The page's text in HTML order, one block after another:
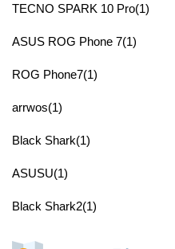
TECNO SPARK 10 Pro(1)
ASUS ROG Phone 7(1)
ROG Phone7(1)
arrwos(1)
Black Shark(1)
ASUSU(1)
Black Shark2(1)